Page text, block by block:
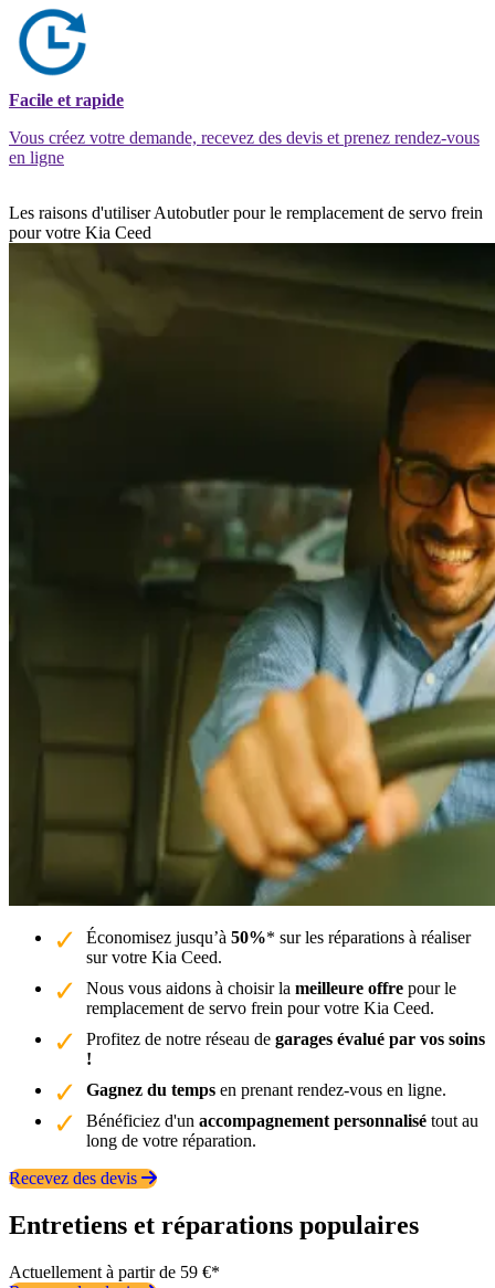
Facile et rapide
Vous créez votre demande, recevez des devis et prenez rendez-vous
en ligne
Les raisons d'utiliser Autobutler pour le remplacement de servo frein
pour votre Kia Ceed
Économisez jusqu’à 50%* sur les réparations à réaliser
sur votre Kia Ceed.
Nous vous aidons à choisir la meilleure offre pour le
remplacement de servo frein pour votre Kia Ceed.
Profitez de notre réseau de garages évalué par vos soins
!
Gagnez du temps en prenant rendez-vous en ligne.
Bénéficiez d'un accompagnement personnalisé tout au
long de votre réparation.
Recevez des devis
Entretiens et réparations populaires
Actuellement à partir de 59 €*